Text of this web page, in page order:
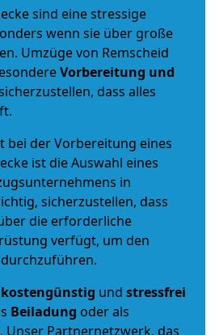
sind eine stressige
wenn sie über große
Umzüge von Remscheid
Vorbereitung und
dass alles
bei der Vorbereitung eines
ist die Auswahl eines
in
sicherzustellen, dass
die erforderliche
verfügt, um den
kostengünstig und stressfrei
Beiladung oder als
. Unser Partnernetzwerk, das